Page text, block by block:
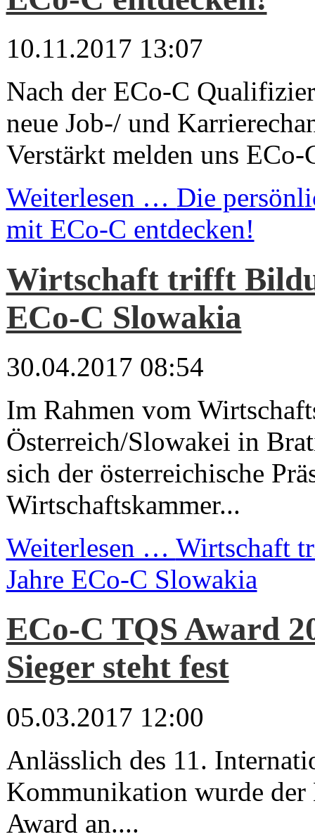
10.11.2017 13:07
Nach der ECo-C
neue Job-/ und
Verstärkt melden uns
Weiterlesen … Die
mit ECo-C entdecken!
Wirtschaft trifft
ECo-C Slowakia
30.04.2017 08:54
Im Rahmen vom
Österreich/Slowakei in
sich der österreichische
Wirtschaftskammer...
Weiterlesen … Wirtschaft
Jahre ECo-C Slowakia
ECo-C TQS Award
Sieger steht fest
05.03.2017 12:00
Anlässlich des 11.
Kommunikation wurde der
Award an....